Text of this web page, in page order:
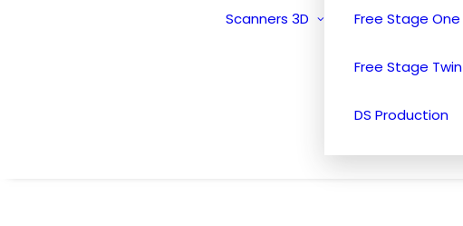
Scanners 3D Free Stage One
Free Stage Twin
DS Production